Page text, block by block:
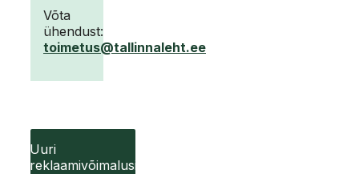
Võta
ühendust:
toimetus@tallinnaleht.ee
Uuri
reklaamivõimalusi